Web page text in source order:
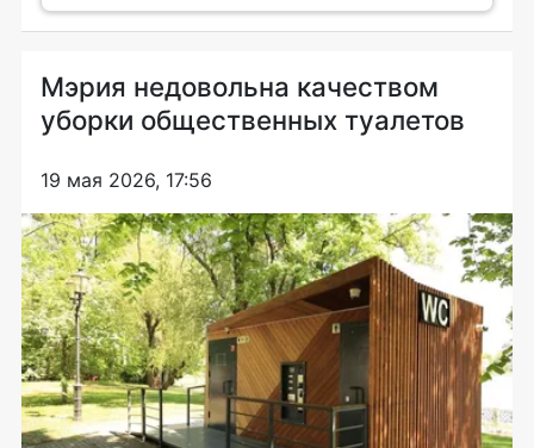
Мэрия недовольна качеством
уборки общественных туалетов
19 мая 2026, 17:56